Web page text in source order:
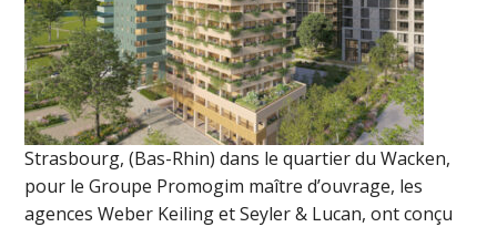
Strasbourg, (Bas-Rhin) dans le quartier du Wacken,
pour le Groupe Promogim maître d’ouvrage, les
agences Weber Keiling et Seyler & Lucan, ont conçu